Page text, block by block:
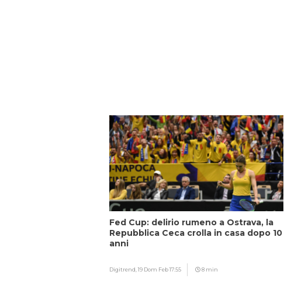
Fed Cup: delirio rumeno a Ostrava, la
Repubblica Ceca crolla in casa dopo 10
anni
Digitrend,19 Dom Feb 17:55 8 min